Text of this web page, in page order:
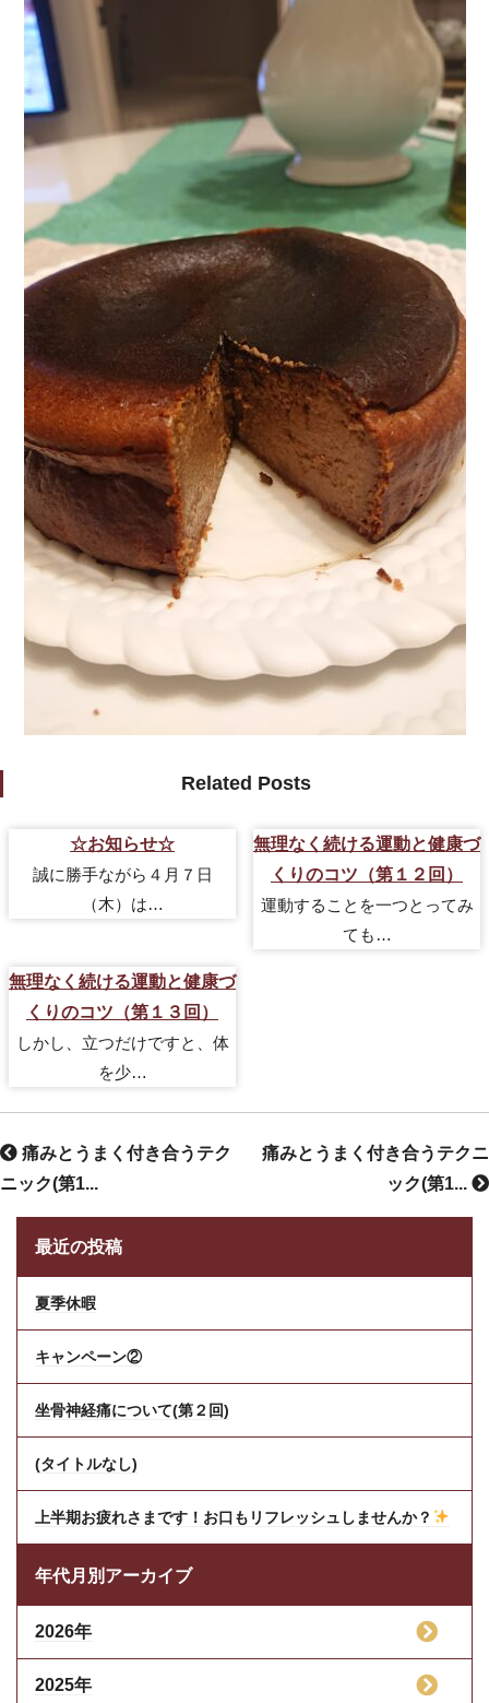
Related Posts
☆お知らせ☆
誠に勝手ながら４月７日
（木）は…
無理なく続ける運動と健康づ
くりのコツ（第１２回）
運動することを一つとってみ
ても…
無理なく続ける運動と健康づ
くりのコツ（第１３回）
しかし、立つだけですと、体
を少…
痛みとうまく付き合うテクニ
ック(第1...
痛みとうまく付き合うテク
ニック(第1...
最近の投稿
夏季休暇
キャンペーン②
坐骨神経痛について(第２回)
(タイトルなし)
上半期お疲れさまです！お口もリフレッシュしませんか？
年代月別アーカイブ
2026年
2025年